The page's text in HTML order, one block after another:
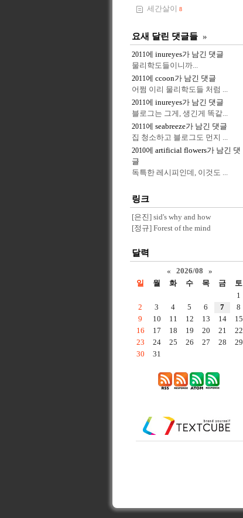
세간살이 8
요새 달린 댓글들 »
2011 에 inureyes가 남긴 댓글
물리학도들이니까...
2011 에 ccoon가 남긴 댓글
어쩜 이리 물리학도들 처럼 ...
2011 에 inureyes가 남긴 댓글
블로그는 그게, 생긴게 똑같...
2011 에 seabreeze가 남긴 댓글
집 청소하고 블로그도 먼지 ...
2010에 artificial flowers가 남긴 댓
글
독특한 레시피인데, 이것도 ...
링크
[은진] sid's why and how
[정규] Forest of the mind
달력
« 2026/08
»
일
월 화 수 목 금
토
1
2
3 4 5 6 7
8
9
10 11 12 13 14
15
16
17 18 19 20 21
22
23
24 25 26 27 28
29
30
31